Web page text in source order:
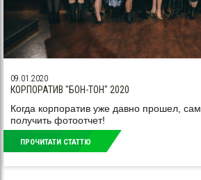
09.01.2020
КОРПОРАТИВ "БОН-ТОН" 2020
Когда корпоратив уже давно прошел,
получить фотоотчет!
ПРОЧИТАТИ СТАТТЮ